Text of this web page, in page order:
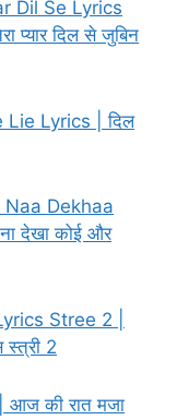
Dil Se Lyrics
प्यार दिल से जुबिन
Lie Lyrics | दिल
Dekhaa
देखा कोई और
Stree 2 |
स्त्री 2
की रात मजा